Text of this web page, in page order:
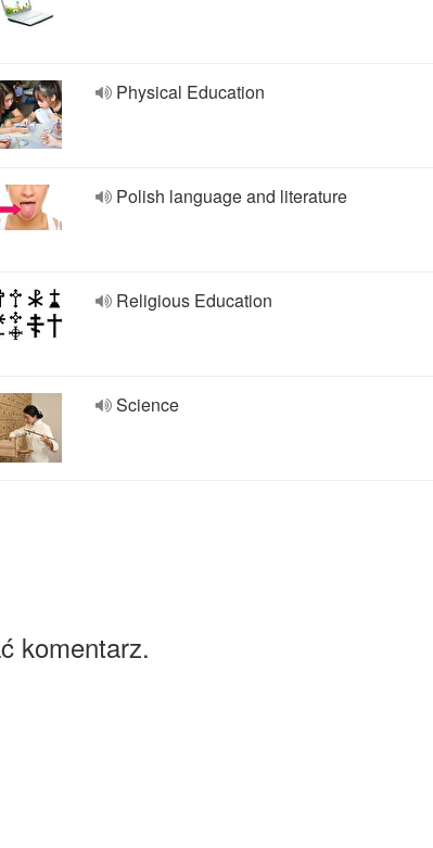
Physical Education
Polish language and literature
Religious Education
Science
komentarz.